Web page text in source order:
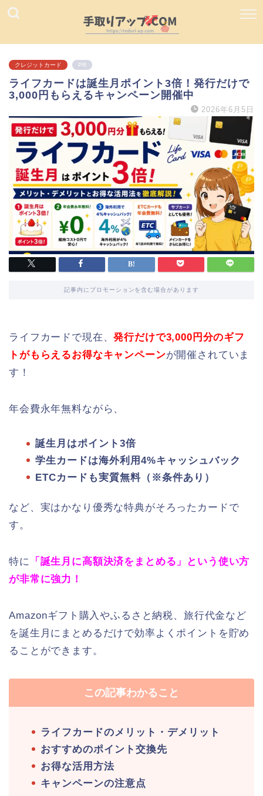
クレジットカード PR
ライフカードは誕生月ポイント3倍！発行だけで
3,000円もらえるキャンペーン開催中
2026年6月5日
記事内にプロモーションを含む場合があります
ライフカードで現在、発行だけで3,000円分のギフ
トがもらえるお得なキャンペーンが開催されていま
す！
年会費永年無料ながら、
誕生月はポイント3倍
学生カードは海外利用4%キャッシュバック
ETCカードも実質無料（※条件あり）
など、実はかなり優秀な特典がそろったカードで
す。
特に 「誕生月に高額決済をまとめる」という使い方
が非常に強力！
Amazonギフト購入やふるさと納税、旅行代金など
を誕生月にまとめるだけで効率よくポイントを貯め
ることができます。
この記事わかること
ライフカードのメリット・デメリット
おすすめのポイント交換先
お得な活用方法
キャンペーンの注意点